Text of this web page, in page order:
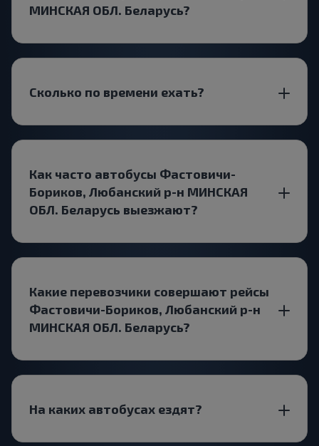
МИНСКАЯ ОБЛ. Беларусь?
Сколько по времени ехать?
Как часто автобусы Фастовичи-
Бориков, Любанский р-н МИНСКАЯ
ОБЛ. Беларусь выезжают?
Какие перевозчики совершают рейсы
Фастовичи-Бориков, Любанский р-н
МИНСКАЯ ОБЛ. Беларусь?
На каких автобусах ездят?